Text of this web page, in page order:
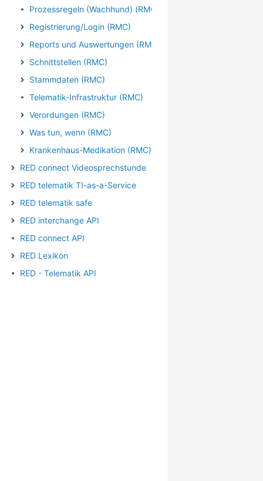
Prozessregeln (Wachhund) (RMC)
Registrierung/Login (RMC)
Reports und Auswertungen (RMC)
Schnittstellen (RMC)
Stammdaten (RMC)
Telematik-Infrastruktur (RMC)
Verordungen (RMC)
Was tun, wenn (RMC)
Krankenhaus-Medikation (RMC)
RED connect Videosprechstunde
RED telematik TI-as-a-Service
RED telematik safe
RED interchange API
RED connect API
RED Lexikon
RED - Telematik API